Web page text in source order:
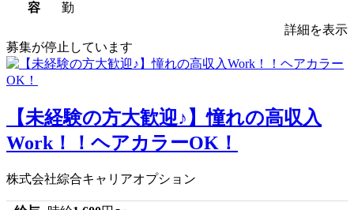
容
勤
詳細を表示
募集が停止しています
【未経験の方大歓迎♪】憧れの高収入
Work！！ヘアカラーOK！
株式会社綜合キャリアオプション